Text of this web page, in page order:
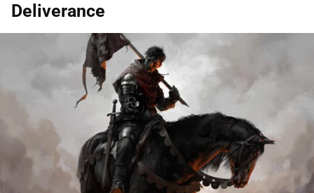
Deliverance